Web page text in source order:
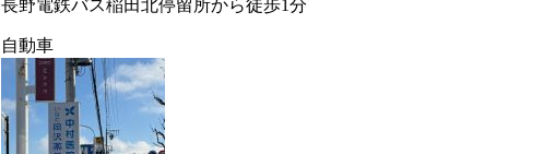
長野電鉄バス稲田北停留所から徒歩1分
自動車